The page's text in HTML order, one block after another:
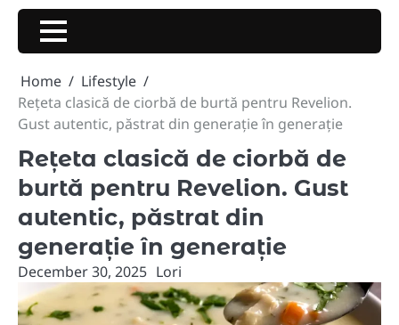
Skip
content
Home
Lifestyle
Rețeta clasică de ciorbă de burtă pentru Revelion.
Gust autentic, păstrat din generație în generație
Rețeta clasică de ciorbă de
burtă pentru Revelion. Gust
autentic, păstrat din
generație în generație
December 30, 2025 Lori